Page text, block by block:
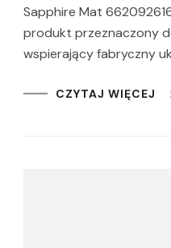
Sapphire Mat
produkt przeznaczony
wspierający fabryczny
CZYTAJ WIĘCEJ